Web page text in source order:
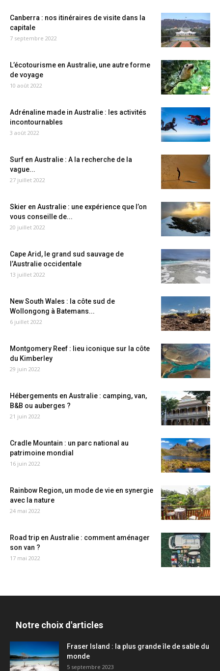
Canberra : nos itinéraires de visite dans la
capitale
7 septembre 2022
L’écotourisme en Australie, une autre forme
de voyage
10 août 2022
Adrénaline made in Australie : les activités
incontournables
3 août 2022
Surf en Australie : A la recherche de la
vague...
27 juillet 2022
Skier en Australie : une expérience que l’on
vous conseille de...
20 juillet 2022
Cape Arid, le grand sud sauvage de
l’Australie occidentale
13 juillet 2022
New South Wales : la côte sud de
Wollongong à Batemans...
6 juillet 2022
Montgomery Reef : lieu iconique sur la côte
du Kimberley
29 juin 2022
Hébergements en Australie : camping, van,
B&B ou auberges ?
21 juin 2022
Cradle Mountain : un parc national au
patrimoine mondial
16 juin 2022
Rainbow Region, un mode de vie en synergie
avec la nature
24 mai 2022
Road trip en Australie : comment aménager
son van ?
17 mai 2022
Notre choix d'articles
Fraser Island : la plus grande île de sable du
monde
5 septembre 2023